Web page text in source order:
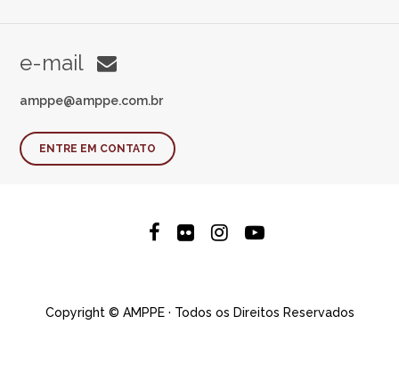
e-mail
amppe@amppe.com.br
ENTRE EM CONTATO
Copyright © AMPPE · Todos os Direitos Reservados